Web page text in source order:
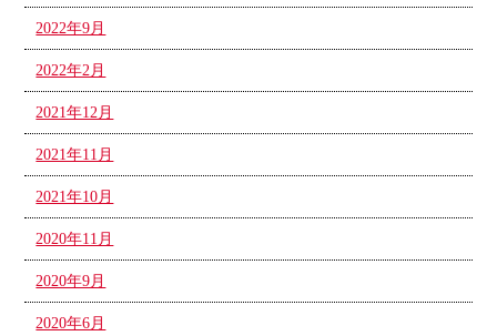
2022年9月
2022年2月
2021年12月
2021年11月
2021年10月
2020年11月
2020年9月
2020年6月